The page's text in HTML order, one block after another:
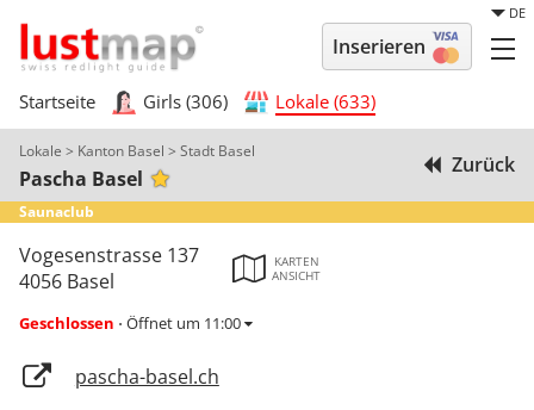
DE
Inserieren
Startseite Girls (306) Lokale (633)
Lokale > Kanton Basel > Stadt Basel
Pascha Basel
Zurück
Saunaclub
Vogesenstrasse 137
4056 Basel
KARTEN
ANSICHT
Geschlossen ⋅ Öffnet um 11:00
pascha-basel.ch